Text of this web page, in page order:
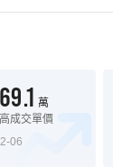
萬
成交單價
06